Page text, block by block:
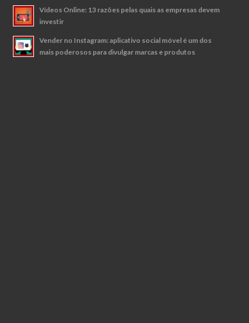
Vídeos Online: 13 razões pelas quais as empresas devem
investir
Vender no Instagram: aplicativo social móvel é um dos
mais poderosos para divulgar marcas e produtos